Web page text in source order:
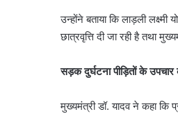
उन्होंने बताया कि लाड़ली
छात्रवृत्ति दी जा रही है तथा
सड़क दुर्घटना पीड़ितों के
मुख्यमंत्री डॉ. यादव ने कहा कि